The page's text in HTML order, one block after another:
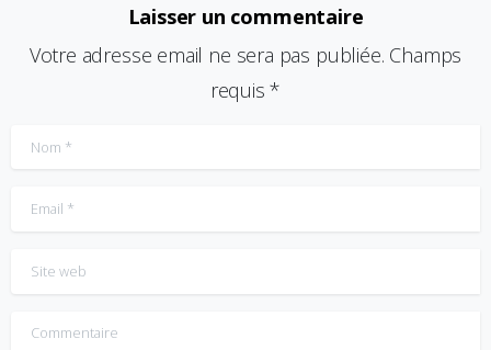
Laisser un commentaire
Votre adresse email ne sera pas publiée. Champs
requis *
Nom*
Email*
Site web
Commentaire